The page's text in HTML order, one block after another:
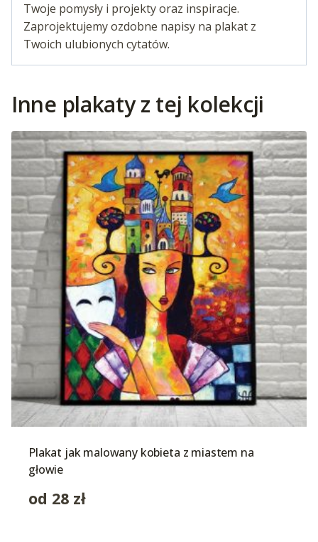
Twoje pomysły i projekty oraz inspiracje.
Zaprojektujemy ozdobne napisy na plakat z
Twoich ulubionych cytatów.
Inne plakaty z tej kolekcji
Plakat jak malowany kobieta z miastem na
głowie
od 28 zł